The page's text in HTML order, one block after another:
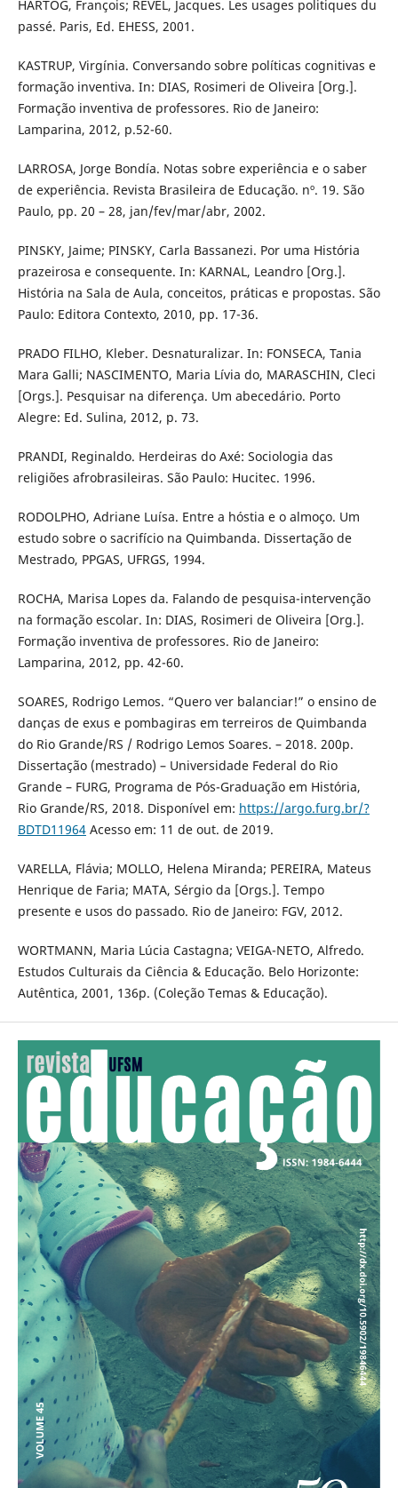
HARTOG, François; REVEL, Jacques. Les usages politiques du
passé. Paris, Ed. EHESS, 2001.
KASTRUP, Virgínia. Conversando sobre políticas cognitivas e
formação inventiva. In: DIAS, Rosimeri de Oliveira [Org.].
Formação inventiva de professores. Rio de Janeiro:
Lamparina, 2012, p.52-60.
LARROSA, Jorge Bondía. Notas sobre experiência e o saber
de experiência. Revista Brasileira de Educação. nº. 19. São
Paulo, pp. 20 – 28, jan/fev/mar/abr, 2002.
PINSKY, Jaime; PINSKY, Carla Bassanezi. Por uma História
prazeirosa e consequente. In: KARNAL, Leandro [Org.].
História na Sala de Aula, conceitos, práticas e propostas. São
Paulo: Editora Contexto, 2010, pp. 17-36.
PRADO FILHO, Kleber. Desnaturalizar. In: FONSECA, Tania
Mara Galli; NASCIMENTO, Maria Lívia do, MARASCHIN, Cleci
[Orgs.]. Pesquisar na diferença. Um abecedário. Porto
Alegre: Ed. Sulina, 2012, p. 73.
PRANDI, Reginaldo. Herdeiras do Axé: Sociologia das
religiões afrobrasileiras. São Paulo: Hucitec. 1996.
RODOLPHO, Adriane Luísa. Entre a hóstia e o almoço. Um
estudo sobre o sacrifício na Quimbanda. Dissertação de
Mestrado, PPGAS, UFRGS, 1994.
ROCHA, Marisa Lopes da. Falando de pesquisa-intervenção
na formação escolar. In: DIAS, Rosimeri de Oliveira [Org.].
Formação inventiva de professores. Rio de Janeiro:
Lamparina, 2012, pp. 42-60.
SOARES, Rodrigo Lemos. “Quero ver balanciar!” o ensino de
danças de exus e pombagiras em terreiros de Quimbanda
do Rio Grande/RS / Rodrigo Lemos Soares. – 2018. 200p.
Dissertação (mestrado) – Universidade Federal do Rio
Grande – FURG, Programa de Pós-Graduação em História,
Rio Grande/RS, 2018. Disponível em: https://argo.furg.br/?
BDTD11964Acesso em: 11 de out. de 2019.
VARELLA, Flávia; MOLLO, Helena Miranda; PEREIRA, Mateus
Henrique de Faria; MATA, Sérgio da [Orgs.]. Tempo
presente e usos do passado. Rio de Janeiro: FGV, 2012.
WORTMANN, Maria Lúcia Castagna; VEIGA-NETO, Alfredo.
Estudos Culturais da Ciência & Educação. Belo Horizonte:
Autêntica, 2001, 136p. (Coleção Temas & Educação).